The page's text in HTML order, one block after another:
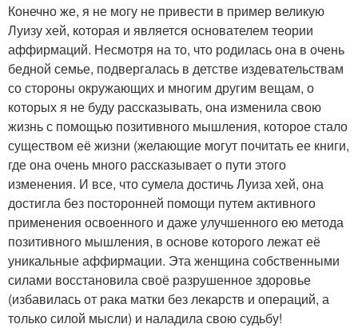
Конечно же, я не могу не привести в пример великую
Луизу хей, которая и является основателем теории
аффирмаций. Несмотря на то, что родилась она в очень
бедной семье, подвергалась в детстве издевательствам
со стороны окружающих и многим другим вещам, о
которых я не буду рассказывать, она изменила свою
жизнь с помощью позитивного мышления, которое стало
существом её жизни (желающие могут почитать ее книги,
где она очень много рассказывает о пути этого
изменения. И все, что сумела достичь Луиза хей, она
достигла без посторонней помощи путем активного
применения освоенного и даже улучшенного ею метода
позитивного мышления, в основе которого лежат её
уникальные аффирмации. Эта женщина собственными
силами восстановила своё разрушенное здоровье
(избавилась от рака матки без лекарств и операций, а
только силой мысли) и наладила свою судьбу!